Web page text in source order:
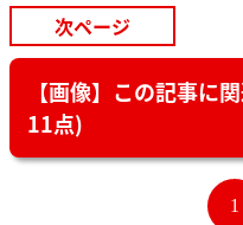
次ページ
【画像】この記事に
11点)
1